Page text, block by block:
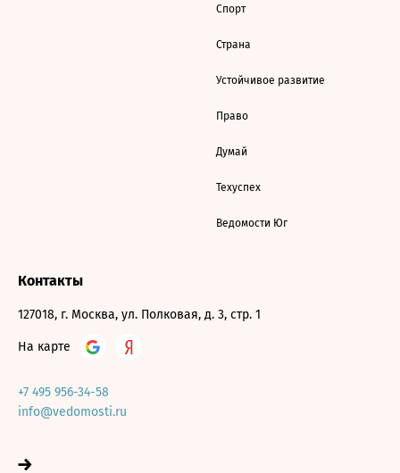
Спорт
Страна
Устойчивое развитие
Право
Думай
Техуспех
Ведомости Юг
Контакты
127018, г. Москва, ул. Полковая, д. 3, стр. 1
На карте
+7 495 956-34-58
info@vedomosti.ru